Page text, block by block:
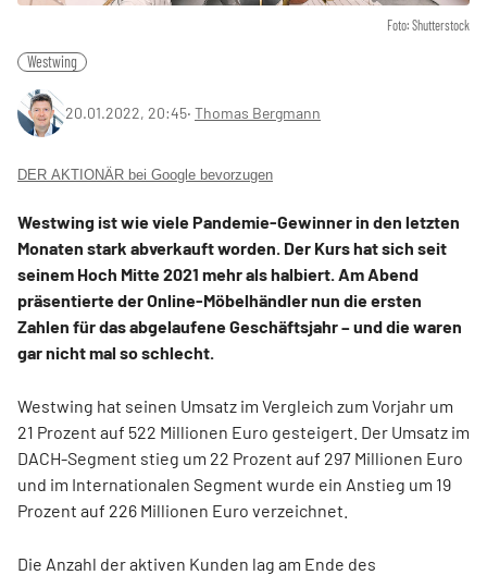
Foto: Shutterstock
Westwing
20.01.2022, 20:45‧ Thomas Bergmann
DER AKTIONÄR bei Google bevorzugen
Westwing ist wie viele Pandemie-Gewinner in den letzten
Monaten stark abverkauft worden. Der Kurs hat sich seit
seinem Hoch Mitte 2021 mehr als halbiert. Am Abend
präsentierte der Online-Möbelhändler nun die ersten
Zahlen für das abgelaufene Geschäftsjahr – und die waren
gar nicht mal so schlecht.
Westwing hat seinen Umsatz im Vergleich zum Vorjahr um
21 Prozent auf 522 Millionen Euro gesteigert. Der Umsatz im
DACH-Segment stieg um 22 Prozent auf 297 Millionen Euro
und im Internationalen Segment wurde ein Anstieg um 19
Prozent auf 226 Millionen Euro verzeichnet.
Die Anzahl der aktiven Kunden lag am Ende des